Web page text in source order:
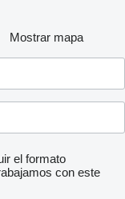
Mostrar mapa
el formato
con este